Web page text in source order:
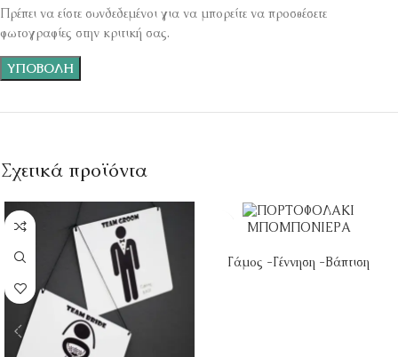
Πρέπει να είστε συνδεδεμένοι για να μπορείτε να προσθέσετε
φωτογραφίες στην κριτική σας.
Σχετικά προϊόντα
ΜΠΟΜΠΟΝΙΕΡΑ
Γάμος -Γέννηση -Βάπτιση